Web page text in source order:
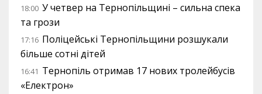
18:00 У четвер на Тернопільщині – сильна спека
та грози
17:16 Поліцейські Тернопільщини розшукали
більше сотні дітей
16:41 Тернопіль отримав 17 нових тролейбусів
«Електрон»